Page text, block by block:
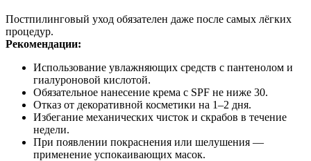
Постпилинговый уход обязателен даже после самых лёгких
процедур.
Рекомендации:
Использование увлажняющих средств с пантенолом и
гиалуроновой кислотой.
Обязательное нанесение крема с SPF не ниже 30.
Отказ от декоративной косметики на 1–2 дня.
Избегание механических чисток и скрабов в течение
недели.
При появлении покраснения или шелушения —
применение успокаивающих масок.